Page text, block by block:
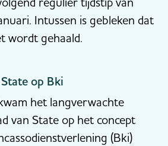
Intussen is gebleken dat
wordt gehaald.
op Bki
het langverwachte
van State op het concept
(Bki)